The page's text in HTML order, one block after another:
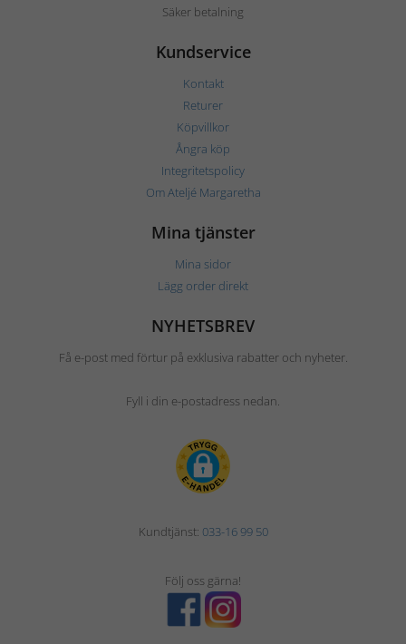
Säker betalning
Kundservice
Kontakt
Returer
Köpvillkor
Ångra köp
Integritetspolicy
Om Ateljé Margaretha
Mina tjänster
Mina sidor
Lägg order direkt
NYHETSBREV
Få e-post med förtur på exklusiva rabatter och nyheter.
Fyll i din e-postadress nedan.
Kundtjänst: 033-16 99 50
Följ oss gärna!